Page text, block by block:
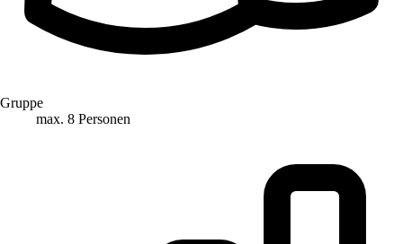
Gruppe
max. 8 Personen